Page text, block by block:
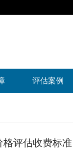
评估案例
评估收费标